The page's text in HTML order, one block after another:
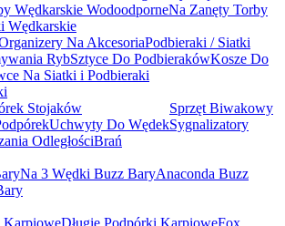
Wędkarskie WodoodporneNa Zanęty Torby
Wędkarskie
Na AkcesoriaPodbieraki / Siatki
RybSztyce Do PodbierakówKosze Do
Na Siatki i Podbieraki
Stojaków
Uchwyty Do Wędek
Odległości
Na 3 Wędki Buzz BaryAnaconda Buzz
KarpioweDługie Podpórki KarpioweFox
Sprzęt Biwakowy
Sygnalizatory
Brań